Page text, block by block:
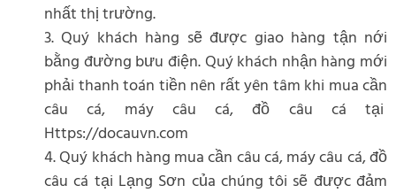
nhất thị trường.
3. Quý khách hàng sẽ được giao hàng tận nới
bằng đường bưu điện. Quý khách nhận hàng mới
phải thanh toán tiền nên rất yên tâm khi mua cần
câu cá, máy câu cá, đồ câu cá tại
Https://docauvn.com
4. Quý khách hàng mua cần câu cá, máy câu cá, đồ
câu cá tại Lạng Sơn của chúng tôi sẽ được đảm